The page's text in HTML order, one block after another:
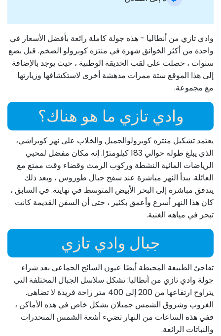
وادي تازي من أنطاليا - هذه جولة كاملة رائعة بأفضل الأسعار في
واحدة من أكثر الخوانق شهرة في منتزه كوبرولو الضخم. قبل بضع
سنوات ، حصلت على لقب الحديقة الوطنية ، حيث يوجد بالإضافة
إلى هذا الموقع ستة ممرات مدهشة أخرى لاستكشافها وزيارتها
مع مجموعة.
وادي تازي ما هو هناك؟
يعتمد تشكيل منتزه كوبرولوالجميل والخلاب على نهر كوبراشي،
الذي يبلغ طوله حوالي 183 كيلومترًا. إنه مكان مفضل لمحبي
الرياضات المائية النشطة وركوب الرمث وقضاء وقت ممتع مع
العائلة. يبدأ النهر مباشرة عند سفح جبال طوروس ، وبعد ذلك
يتدفق مباشرة إلى البحر الأبيض المتوسط ​​في نهايته. في السابق ،
كان هذا النهر أسرع وأعمق بكثير ، حتى أن السفن القديمة كانت
تبحر في مياهه الغنية.
جبال وادي تازي
تفاجئ الطبيعة المحيطة أيضًا عيون السائح الجماعي بعد شراء
جولة وادي تازي من أنطاليا: تشكل سلاسل الجبال المختلفة التي
يتراوح ارتفاعها من 200 إلى 400 متر راحة فريدة لا تضاهى.
الغروب وشروق الشمس جميلان بشكل خاص في هذه الأماكن ،
ففي هذه الساعات من النهار تضيء أشعة الشمس المنحدرات
والنباتات الرائعة.